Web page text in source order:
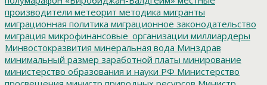
производители метеорит методика мигранты
миграционная политика миграционное законодательство
миграция микрофинансовые_организации миллиардеры
Минвостокразвития минеральная вода Минздрав
минимальный размер заработной платы минирование
министерство образования и науки РФ Министерство